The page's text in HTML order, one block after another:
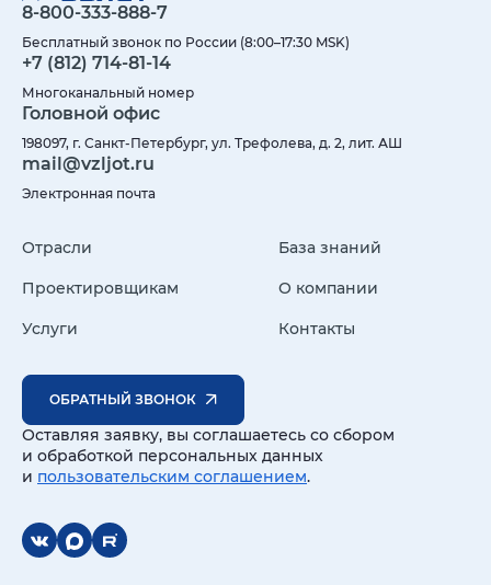
8-800-333-888-7
Бесплатный звонок по России (8:00–17:30 MSK)
+7 (812) 714-81-14
Многоканальный номер
Головной офис
198097, г. Санкт-Петербург, ул. Трефолева, д. 2, лит. АШ
mail@vzljot.ru
Электронная почта
Отрасли
Проектировщикам
Услуги
База знаний
О компании
Контакты
ОБРАТНЫЙ ЗВОНОК
Оставляя заявку, вы соглашаетесь со сбором
и обработкой персональных данных
и пользовательским соглашением.